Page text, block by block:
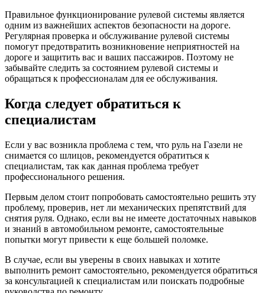
Правильное функционирование рулевой системы является
одним из важнейших аспектов безопасности на дороге.
Регулярная проверка и обслуживание рулевой системы
помогут предотвратить возникновение неприятностей на
дороге и защитить вас и ваших пассажиров. Поэтому не
забывайте следить за состоянием рулевой системы и
обращаться к профессионалам для ее обслуживания.
Когда следует обратиться к
специалистам
Если у вас возникла проблема с тем, что руль на Газели не
снимается со шлицов, рекомендуется обратиться к
специалистам, так как данная проблема требует
профессионального решения.
Первым делом стоит попробовать самостоятельно решить эту
проблему, проверив, нет ли механических препятствий для
снятия руля. Однако, если вы не имеете достаточных навыков
и знаний в автомобильном ремонте, самостоятельные
попытки могут привести к еще большей поломке.
В случае, если вы уверены в своих навыках и хотите
выполнить ремонт самостоятельно, рекомендуется обратиться
за консультацией к специалистам или поискать подробные